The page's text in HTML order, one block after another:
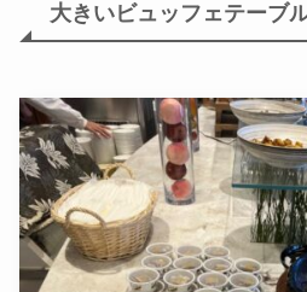
大きいビュッフェテーブ